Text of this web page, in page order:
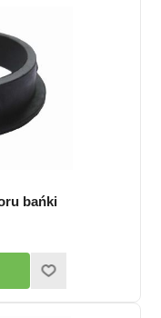
bańki